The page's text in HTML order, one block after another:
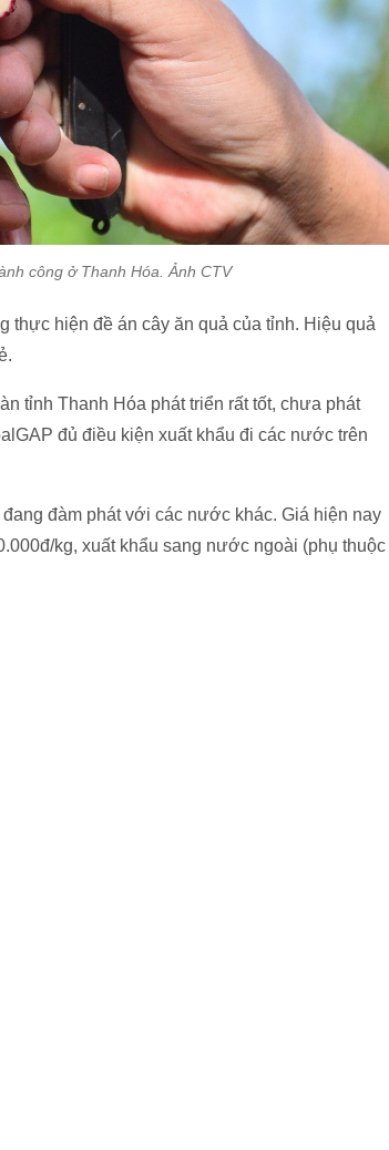
công ở Thanh Hóa. Ảnh CTV
thực hiện đề án cây ăn quả của tỉnh. Hiệu quả
tỉnh Thanh Hóa phát triển rất tốt, chưa phát
đủ điều kiện xuất khẩu đi các nước trên
đàm phát với các nước khác. Giá hiện nay
kg, xuất khẩu sang nước ngoài (phụ thuộc